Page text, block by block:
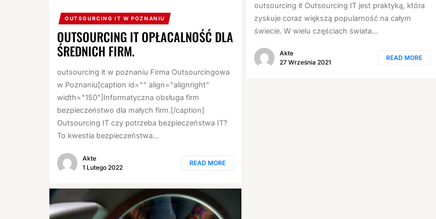
OUTSOURCING IT W POZNANIU
OUTSOURCING IT OPŁACALNOŚĆ DLA
ŚREDNICH FIRM.
outsourcing it w poznaniu Firma Outsourcingowa
w Poznaniu[caption id="" align="alignright"
width="150"]Informatyczna obsługa firm
bezpieczeństwo dla małych firm.[/caption]
Outsourcing IT czy potrzeba bezpieczeństwa IT?
To kwestia bezpieczeństwa...
Akte
1 Lutego 2022
READ MORE
outsourcing it Outsourcing IT jest praktyką, która
zyskuje coraz większą popularność na całym
świecie. W wielu częściach świata...
Akte
27 Września 2021
READ MORE